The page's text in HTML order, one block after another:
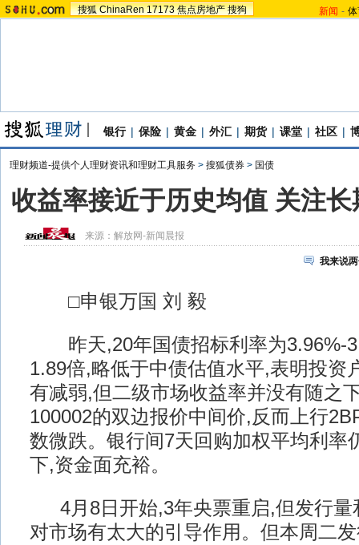
搜狐 ChinaRen 17173 焦点房地产 搜狗 新闻 -
银行 | 保险 | 黄金 | 外汇 | 期货 | 课堂 | 社区 |
理财频道-提供个人理财资讯和理财工具服务 > 搜狐债券 > 国债
收益率接近于历史均值 关注
来源：解放网-新闻晨报
我来说
□申银万国 刘 毅
昨天,20年国债招标利率为3.96%-
1.89倍,略低于中债估值水平,表明投资
有减弱,但二级市场收益率并没有随之
100002的双边报价中间价,反而上行
数微跌。银行间7天回购加权平均利率
下,资金面充裕。
4月8日开始,3年央票重启,但发行量
对市场有太大的引导作用。但本周二